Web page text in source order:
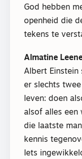
God hebben
openheid die
tekens te
Almatine
Albert Einstein
er slechts
leven: doen
alsof alles een
die laatste
kennis
Iets